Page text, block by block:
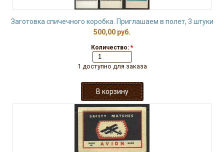
Заготовка спичечного коробка. Приглашаем в полет, 3 штуки
500,00 руб.
Количество: *
1 доступно для заказа